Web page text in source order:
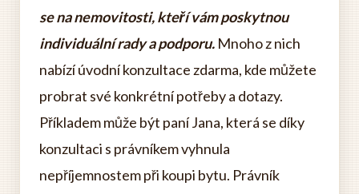
se na nemovitosti, kteří vám poskytnou
individuální rady a podporu. Mnoho z nich
nabízí úvodní konzultace zdarma, kde můžete
probrat své konkrétní potřeby a dotazy.
Příkladem může být paní Jana, která se díky
konzultaci s právníkem vyhnula
nepříjemnostem při koupi bytu. Právník